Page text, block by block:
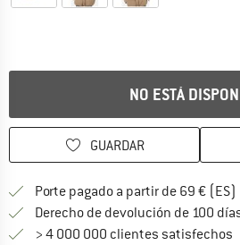
NO ESTÁ
GUARDAR
Porte pagado a partir de 69 € (ES)
Derecho de devolución de 100
> 4 000 000 clientes satisfechos